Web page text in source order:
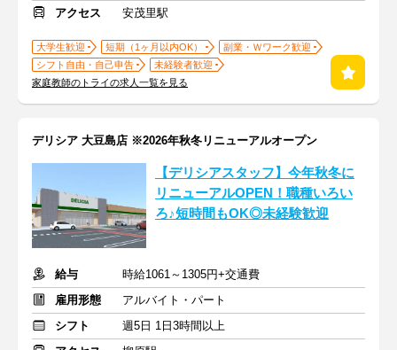
アクセス
安茂里駅
大学生歓迎 短期（1ヶ月以内OK）
副業・Ｗワーク歓迎
シフト自由・自己申告
未経験者歓迎
家庭教師のトライの求人一覧を見る
デリシア 大豆島店 ※2026年秋冬リニューアルオープン
【デリシアスタッフ】今年秋冬に
リニューアルOPEN！職種いろい
ろ♪短時間もOK◎未経験歓迎
給与
時給1061～1305円+交通費
雇用形態
アルバイト・パート
シフト
週5日 1日3時間以上